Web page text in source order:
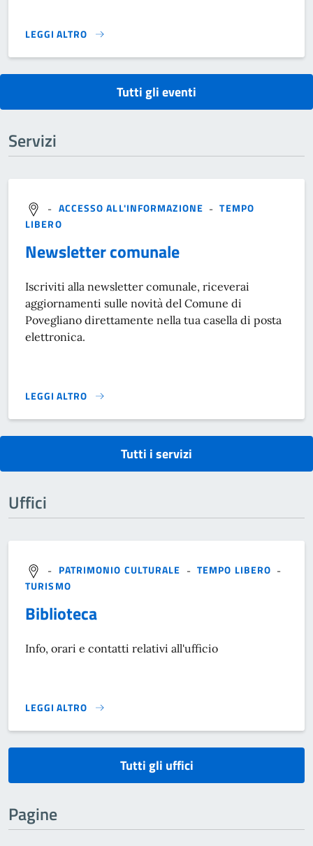
LEGGI ALTRO
CAPITANI ALL'ARREMBAGGIO. COLAPESCE ED ALTRE
Tutti gli eventi
Servizi
- ACCESSO ALL'INFORMAZIONE -TEMPO
LIBERO
Newsletter comunale
Iscriviti alla newsletter comunale, riceverai
aggiornamenti sulle novità del Comune di
Povegliano direttamente nella tua casella di posta
elettronica.
LEGGI ALTRO
NEWSLETTER COMUNALE}
Tutti i servizi
Uffici
- PATRIMONIO CULTURALE -TEMPO LIBERO -
TURISMO
Biblioteca
Info, orari e contatti relativi all'ufficio
LEGGI ALTRO
}
Tutti gli uffici
Pagine